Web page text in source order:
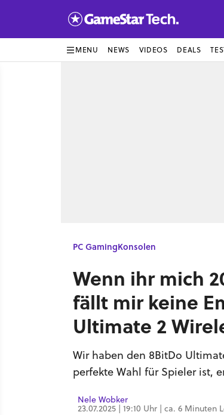
MENU NEWS VIDEOS DEALS
PC GamingKonsolen
Wenn ihr mich
fällt mir keine
Ultimate 2
Wir haben den 8BitDo
perfekte Wahl für Spieler ist,
Nele Wobker
23.07.2025 | 19:10 Uhr | ca. 6 Minuten